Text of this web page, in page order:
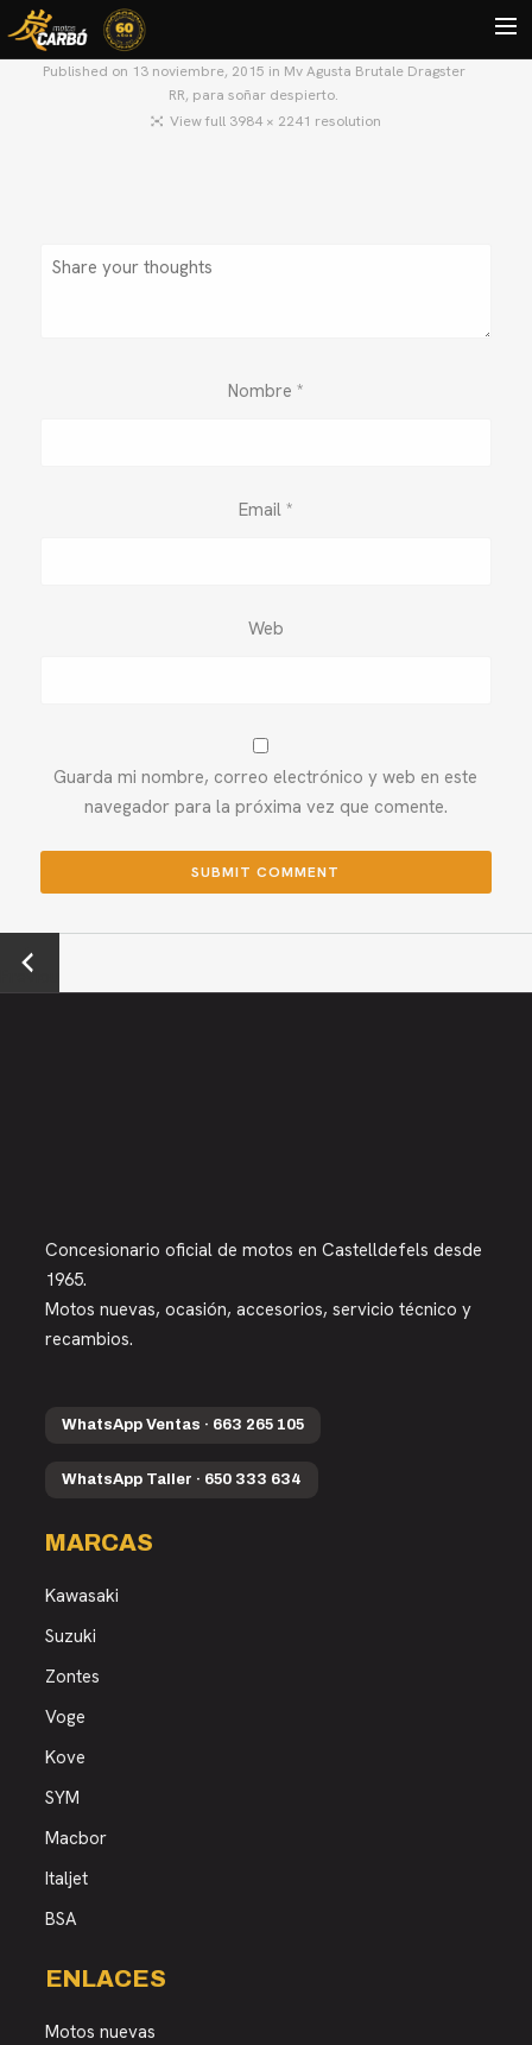
CONTACTO
Published on 13 noviembre, 2015 in Mv Agusta Brutale Dragster
RR, para soñar despierto.
View full 3984 × 2241 resolution
Nombre *
Email *
Web
Guarda mi nombre, correo electrónico y web en este
navegador para la próxima vez que comente.
←
Previou
Concesionario oficial de motos en Castelldefels desde
1965.
Motos nuevas, ocasión, accesorios, servicio técnico y
recambios.
WhatsApp Ventas · 663 265 105
WhatsApp Taller · 650 333 634
MARCAS
Kawasaki
Suzuki
Zontes
Voge
Kove
SYM
Macbor
Italjet
BSA
ENLACES
Motos nuevas